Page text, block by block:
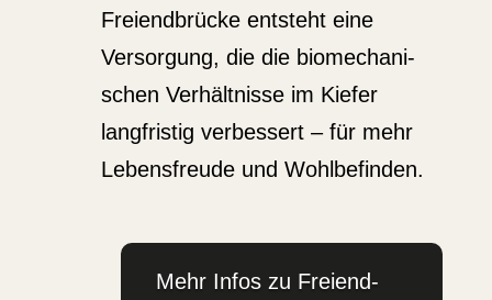
Freiend­brücke entsteht eine
Versorgung, die die biome­cha­ni­
schen Verhält­nisse im Kiefer
langfristig verbessert – für mehr
Lebens­freude und Wohlbe­finden.
Mehr Infos zu Freiend-